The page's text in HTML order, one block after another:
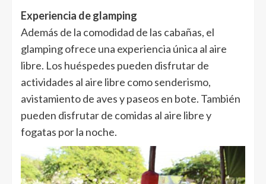
Experiencia de glamping
Además de la comodidad de las cabañas, el
glamping ofrece una experiencia única al aire
libre. Los huéspedes pueden disfrutar de
actividades al aire libre como senderismo,
avistamiento de aves y paseos en bote. También
pueden disfrutar de comidas al aire libre y
fogatas por la noche.